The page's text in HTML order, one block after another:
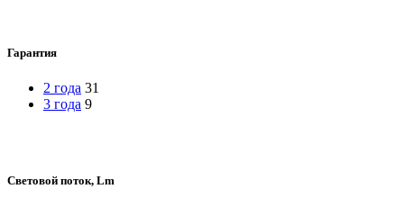
Гарантия
2 года 31
3 года 9
Световой поток, Lm